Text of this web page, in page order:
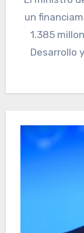
un
1.385
Desarrollo